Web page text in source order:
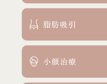
脂肪吸引
小顔治療